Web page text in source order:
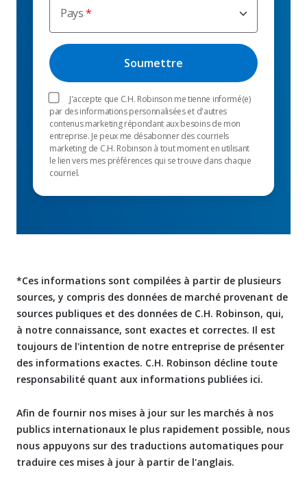
Pays
J'accepte que C.H. Robinson me tienne informé(e)
par des informations personnalisées et d'autres
contenus marketing répondant aux besoins de mon
entreprise. Je peux me désabonner des courriels
marketing de C.H. Robinson à tout moment en utilisant
le lien vers mes préférences qui se trouve dans chaque
courriel.
*Ces informations sont compilées à partir de plusieurs
sources, y compris des données de marché provenant de
sources publiques et des données de C.H. Robinson, qui,
à notre connaissance, sont exactes et correctes. Il est
toujours de l'intention de notre entreprise de présenter
des informations exactes. C.H. Robinson décline toute
responsabilité quant aux informations publiées ici.
Afin de fournir nos mises à jour sur les marchés à nos
publics internationaux le plus rapidement possible, nous
nous appuyons sur des traductions automatiques pour
traduire ces mises à jour à partir de l'anglais.